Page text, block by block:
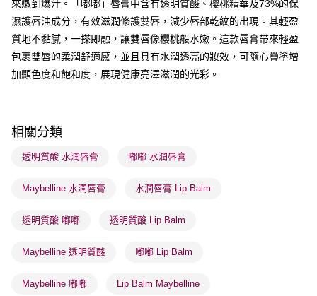
順豐自助櫃 - 確認發貨後1-3個工作天送達
每筆HK$65.00，滿HK$300.00或以上免運費
順豐站及營業點 - 確認發貨後1-3個工作天送達
每筆HK$65.00，滿HK$300.00或以上免運費
每筆HK$65.00，滿HK$300.00或以上免運費
(香港門市) 只顯示可選門市。確認發貨後2-5個工作天到店，3天內
取。逾期會取消訂單，並不會安排重寄
(澳門門市) 只顯示可選門市。確認發貨後2-5個工作天到店，3天內
澳門地區配送 - 確認發貨後1-4個工作天送達
來嫩到爆汁。「嘟嘟」唇膏中含有透明質酸、櫻桃精華及73%的保
濕護唇油成分，有效滋潤修護雙唇，減少唇部乾紋的出現。其輕盈
質地不黏膩，一搽即融，讓雙唇像櫻桃般水嫩。這款唇膏帶來輕盈
包裹雙唇的柔潤舒適感，並且具有水潤透亮的妝效，可隨心疊塗增
加顯色度和飽和度，展現健康亮澤滋潤的光彩。
相關分類
透明質酸 水潤唇膏 嘟嘟 水潤唇膏
Maybelline 水潤唇膏 水潤唇膏 Lip Balm
透明質酸 嘟嘟 透明質酸 Lip Balm
Maybelline 透明質酸 嘟嘟 Lip Balm
Maybelline 嘟嘟 Lip Balm Maybelline